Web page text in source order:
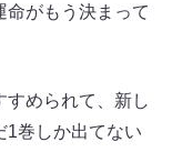
がもう決まって
められて、新し
1巻しか出てない